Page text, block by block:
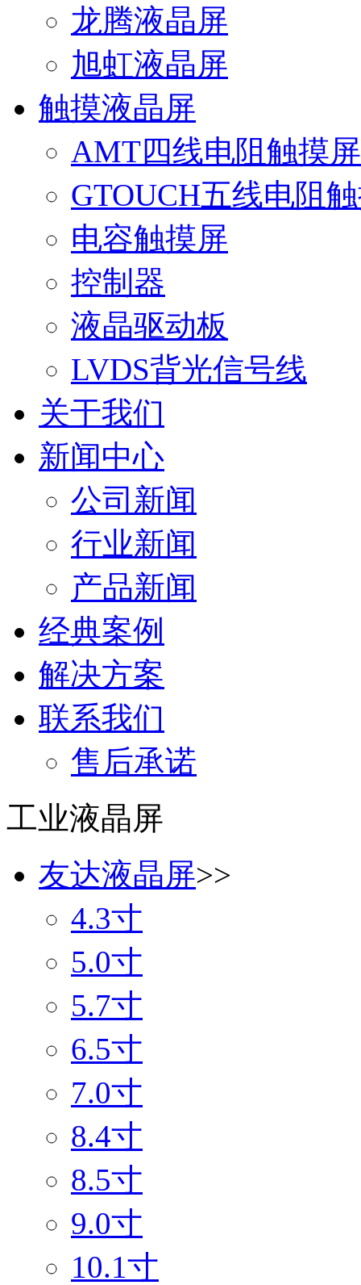
龙腾液晶屏
旭虹液晶屏
触摸液晶屏
AMT四线电阻触摸屏
GTOUCH五线电阻
电容触摸屏
控制器
液晶驱动板
LVDS背光信号线
关于我们
新闻中心
公司新闻
行业新闻
产品新闻
经典案例
解决方案
联系我们
售后承诺
工业液晶屏
友达液晶屏>>
4.3寸
5.0寸
5.7寸
6.5寸
7.0寸
8.4寸
8.5寸
9.0寸
10.1寸